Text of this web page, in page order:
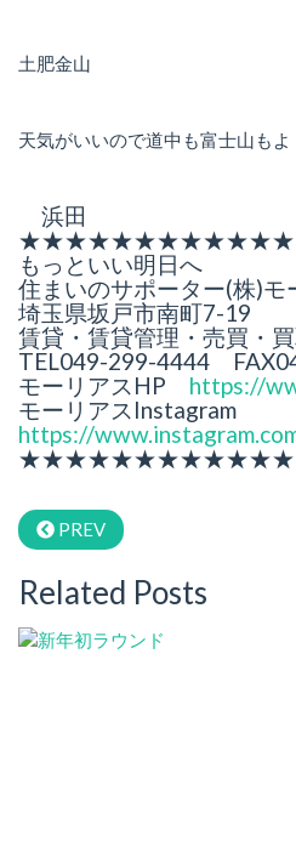
土肥金山
天気がいいので道中も富士山もよ
浜田
もっといい明日へ
住まいのサポーター(株)モ
埼玉県坂戸市南町7-19
賃貸・賃貸管理・売買・
TEL049-299-4444
モーリアスHP https://
モーリアスInstagram
https://
PREV
Related Posts